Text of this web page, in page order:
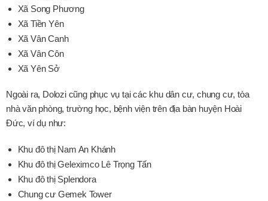
Xã Song Phương
Xã Tiền Yên
Xã Vân Canh
Xã Vân Côn
Xã Yên Sở
Ngoài ra, Dolozi cũng phục vụ tại các khu dân cư, chung cư, tòa
nhà văn phòng, trường học, bệnh viện trên địa bàn huyện Hoài
Đức, ví dụ như:
Khu đô thị Nam An Khánh
Khu đô thị Geleximco Lê Trọng Tấn
Khu đô thị Splendora
Chung cư Gemek Tower